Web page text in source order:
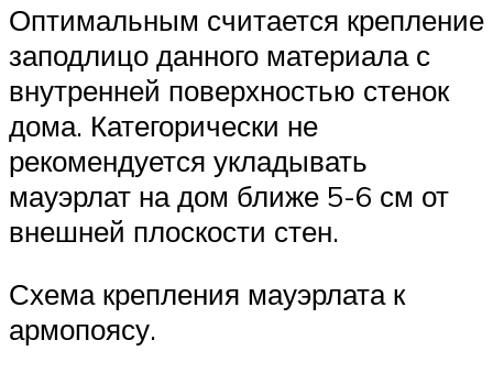
Оптимальным считается крепление
заподлицо данного материала с
внутренней поверхностью стенок
дома. Категорически не
рекомендуется укладывать
мауэрлат на дом ближе 5-6 см от
внешней плоскости стен.
Схема крепления мауэрлата к
армопоясу.